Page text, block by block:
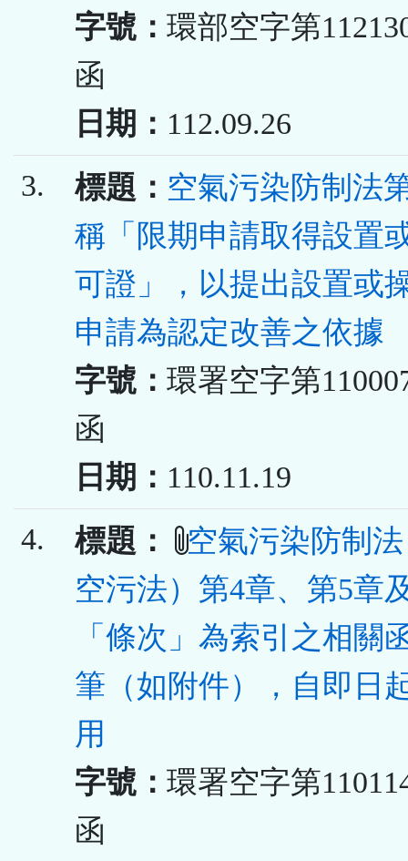
字號：環部空字第
函
日期： 112.09.26
3.
標題： 空氣污染防制法
稱「限期申請取得設置
可證」，以提出設置或
申請為認定改善之依據
字號：環署空字第
函
日期： 110.11.19
4.
標題：
空氣污染防制
空污法）第4章、第5章
「條次」為索引之相關
筆（如附件），自即日
用
字號：環署空字第
函